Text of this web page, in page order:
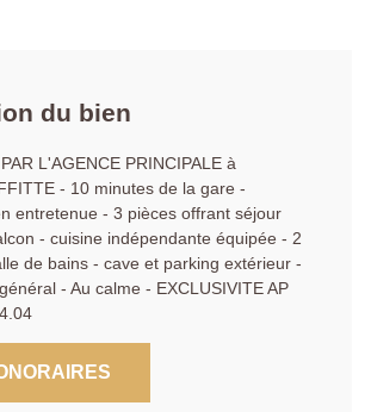
du bien
L'AGENCE PRINCIPALE à
- 10 minutes de la gare -
entretenue - 3 pièces offrant séjour
- cuisine indépendante équipée - 2
de bains - cave et parking extérieur -
- Au calme - EXCLUSIVITE AP